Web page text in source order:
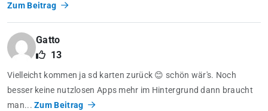
Zum Beitrag
Gatto
13
Vielleicht kommen ja sd karten zurück 😊 schön wär's. Noch
besser keine nutzlosen Apps mehr im Hintergrund dann braucht
man...Zum Beitrag